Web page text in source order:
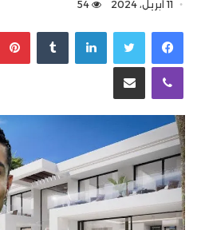
11 أبريل، 2024 54
لينكدإن
ڤايبر مشاركة عبر البريد